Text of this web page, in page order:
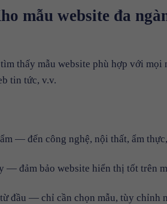
mẫu website đa
thấy mẫu website phù hợp với mọi
tin tức, v.v.
— đến công nghệ, nội thất, ẩm
— đảm bảo website hiển thị tốt trên
đầu — chỉ cần chọn mẫu, tùy chỉnh